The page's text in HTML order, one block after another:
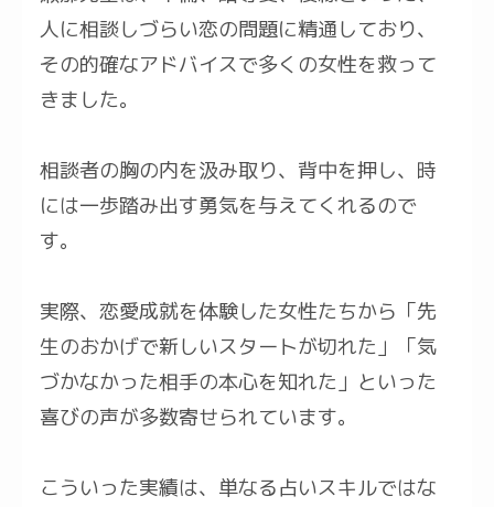
人に相談しづらい恋の問題に精通しており、
その的確なアドバイスで多くの女性を救って
きました。
相談者の胸の内を汲み取り、背中を押し、時
には一歩踏み出す勇気を与えてくれるので
す。
実際、恋愛成就を体験した女性たちから「先
生のおかげで新しいスタートが切れた」「気
づかなかった相手の本心を知れた」といった
喜びの声が多数寄せられています。
こういった実績は、単なる占いスキルではな